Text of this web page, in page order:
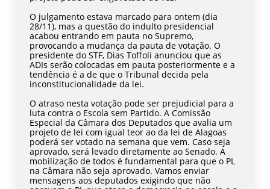
O julgamento estava marcado para ontem (dia
28/11), mas a questão do indulto presidencial
acabou entrando em pauta no Supremo,
provocando a mudança da pauta de votação. O
presidente do STF, Dias Toffoli anunciou que as
ADIs serão colocadas em pauta posteriormente e a
tendência é a de que o Tribunal decida pela
inconstitucionalidade da lei.
O atraso nesta votação pode ser prejudicial para a
luta contra o Escola sem Partido. A Comissão
Especial da Câmara dos Deputados que avalia um
projeto de lei com igual teor ao da lei de Alagoas
poderá ser votado na semana que vem. Caso seja
aprovado, será levado diretamente ao Senado. A
mobilização de todos é fundamental para que o PL
na Câmara não seja aprovado. Vamos enviar
mensagens aos deputados exigindo que não